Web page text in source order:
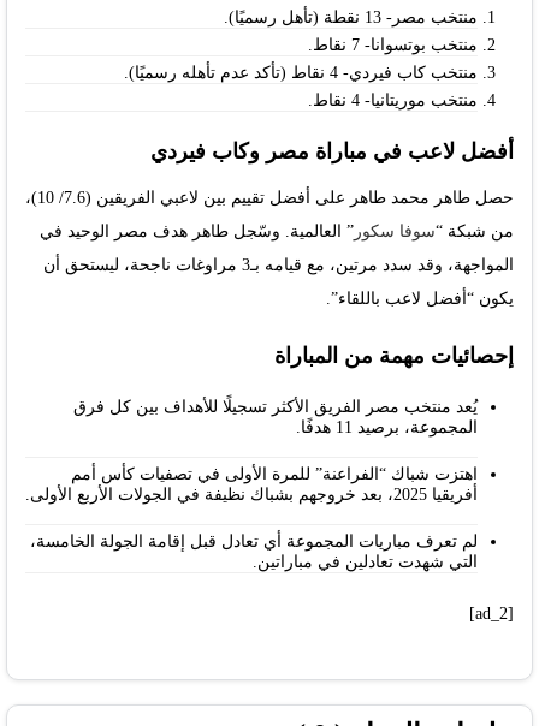
منتخب مصر- 13 نقطة (تأهل رسميًا).
منتخب بوتسوانا- 7 نقاط.
منتخب كاب فيردي- 4 نقاط (تأكد عدم تأهله رسميًا).
منتخب موريتانيا- 4 نقاط.
أفضل لاعب في مباراة مصر وكاب فيردي
حصل طاهر محمد طاهر على أفضل تقييم بين لاعبي الفريقين (7.6/ 10)،
من شبكة “سوفا سكور ” العالمية. وسّجل طاهر هدف مصر الوحيد في
المواجهة، وقد سدد مرتين، مع قيامه بـ3 مراوغات ناجحة، ليستحق أن
يكون “أفضل لاعب باللقاء”.
إحصائيات مهمة من المباراة
يُعد منتخب مصر الفريق الأكثر تسجيلًا للأهداف بين كل فرق
المجموعة، برصيد 11 هدفًا.
اهتزت شباك “الفراعنة” للمرة الأولى في تصفيات كأس أمم
أفريقيا 2025، بعد خروجهم بشباك نظيفة في الجولات الأربع الأولى.
لم تعرف مباريات المجموعة أي تعادل قبل إقامة الجولة الخامسة،
التي شهدت تعادلين في مباراتين.
[ad_2]